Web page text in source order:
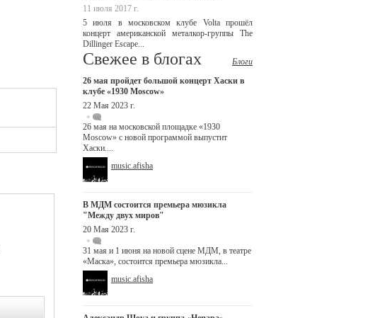
11 июля 2017 г.
5 июля в московском клубе Volta прошёл
концерт американской металкор-группы The
Dillinger Escape...
Свежее в блогах
Блоги
26 мая пройдет большой концерт Хаски в
клубе «1930 Moscow»
22 Мая 2023 г.
26 мая на московской площадке «1930
Moscow» с новой программой выпустит
Хаски....
music.afisha
В МДМ состоится премьера мюзикла
"Между двух миров"
20 Мая 2023 г.
31 мая и 1 июня на новой сцене МДМ, в театре
«Маска», состоится премьера мюзикла...
music.afisha